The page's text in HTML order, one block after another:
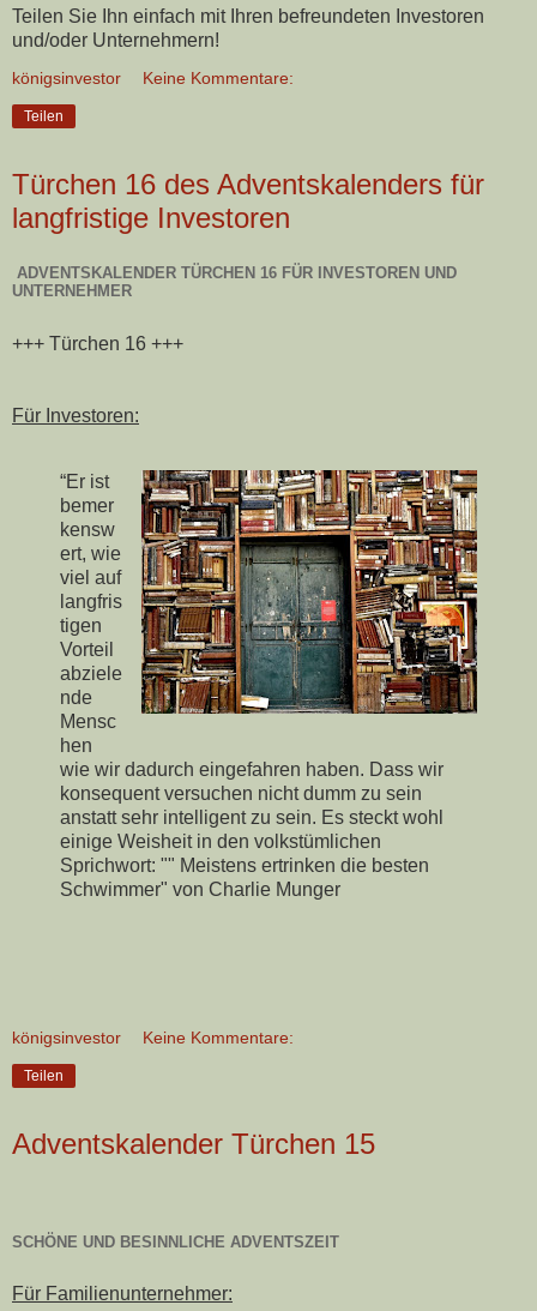
Teilen Sie Ihn einfach mit Ihren befreundeten Investoren
und/oder Unternehmern!
königsinvestor Keine Kommentare:
Teilen
Türchen 16 des Adventskalenders für
langfristige Investoren
ADVENTSKALENDER TÜRCHEN 16 FÜR INVESTOREN UND
UNTERNEHMER
+++ Türchen 16 +++
Für Investoren:
“Er ist
bemer
kensw
ert, wie
viel auf
langfris
tigen
Vorteil
abziele
nde
Mensc
hen
wie wir dadurch eingefahren haben. Dass wir
konsequent versuchen nicht dumm zu sein
anstatt sehr intelligent zu sein. Es steckt wohl
einige Weisheit in den volkstümlichen
Sprichwort: "" Meistens ertrinken die besten
Schwimmer" von Charlie Munger
königsinvestor Keine Kommentare:
Teilen
Adventskalender Türchen 15
SCHÖNE UND BESINNLICHE ADVENTSZEIT
Für Familienunternehmer: